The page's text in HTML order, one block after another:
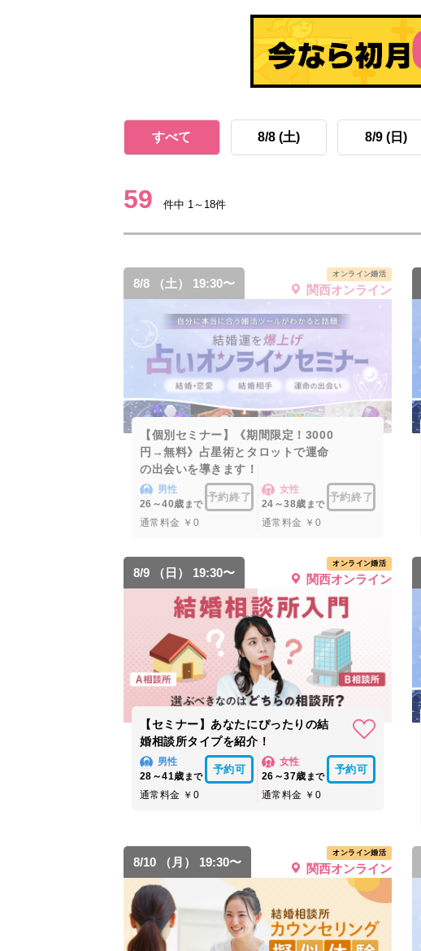
すべて 8/8 (土) 8/9 (日)
59 件中 1～18件
8/8 （土） 19:30〜
オンライン婚活
関西オンライン
【個別セミナー】《期間限定！3000
円→無料》占星術とタロットで運命
の出会いを導きます！
男性
26～40歳 まで
予約終了
通常料金 ￥0
女性
24～38歳 まで
予約終了
通常料金 ￥0
8/9 （日） 19:30〜
オンライン婚活
関西オンライン
【セミナー】あなたにぴったりの結
婚相談所タイプを紹介！
男性
28～41歳 まで
予約可
通常料金 ￥0
女性
26～37歳 まで
予約可
通常料金 ￥0
8/10 （月） 19:30〜
オンライン婚活
関西オンライン